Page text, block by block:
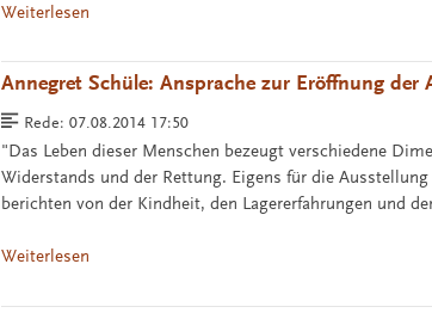
Weiterlesen
Annegret Schüle: Ansprache zur Eröffnung
Rede: 07.08.2014 17:50
"Das Leben dieser Menschen bezeugt verschiedene
Widerstands und der Rettung. Eigens für die
berichten von der Kindheit, den Lagererfahrungen und
Weiterlesen